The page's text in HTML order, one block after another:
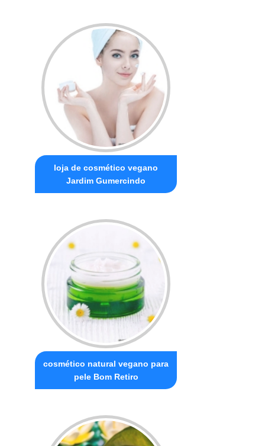
loja de cosmético vegano
Jardim Gumercindo
cosmético natural vegano para
pele Bom Retiro